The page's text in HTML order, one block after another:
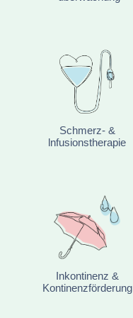
Schmerz- &
lnfusionstherapie
Inkontinenz &
Kontinenzförderung